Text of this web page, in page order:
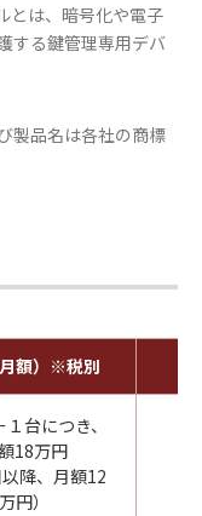
とは、暗号化や電子
する鍵管理専用デバ
製品名は各社の商標
額）※税別
台につき、
18万円
降、月額12
万円）